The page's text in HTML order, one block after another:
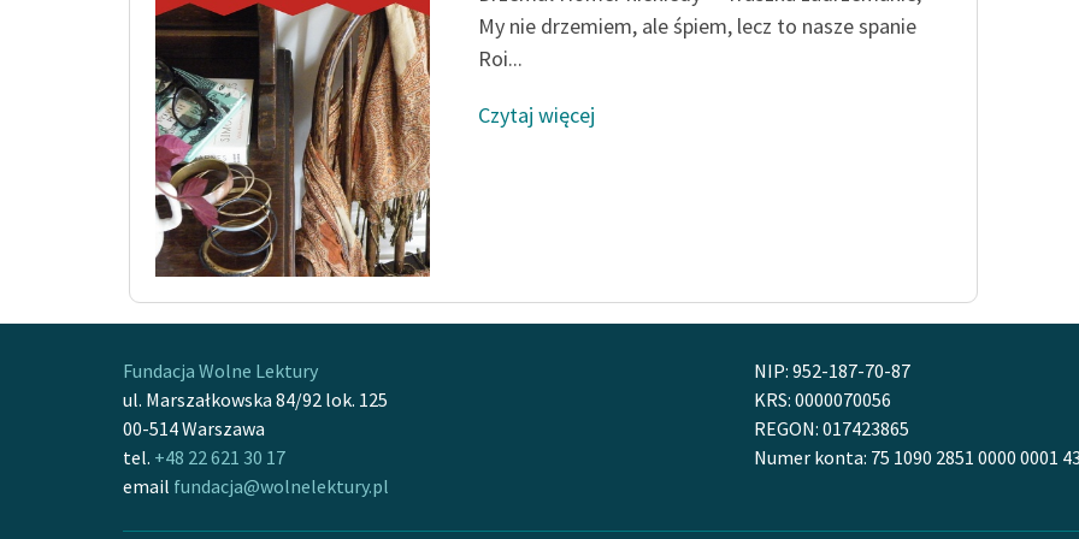
My nie drzemiem, ale śpiem, lecz to nasze spanie
Roi...
Czytaj więcej
Fundacja Wolne Lektury
ul. Marszałkowska 84/92 lok. 125
00-514 Warszawa
tel. +48 22 621 30 17
email fundacja@wolnelektury.pl
NIP: 952-187-70-87
KRS: 0000070056
REGON: 017423865
Numer konta: 75 1090 2851 0000 0001